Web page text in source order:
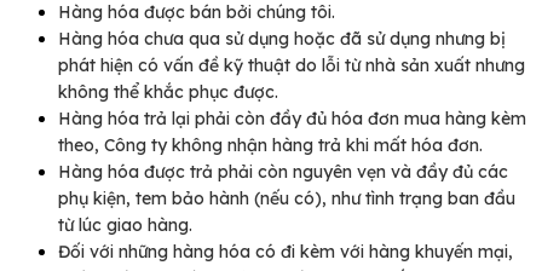
Hàng hóa được bán bởi chúng tôi.
Hàng hóa chưa qua sử dụng hoặc đã sử dụng nhưng bị
phát hiện có vấn đề kỹ thuật do lỗi từ nhà sản xuất nhưng
không thể khắc phục được.
Hàng hóa trả lại phải còn đầy đủ hóa đơn mua hàng kèm
theo, Công ty không nhận hàng trả khi mất hóa đơn.
Hàng hóa được trả phải còn nguyên vẹn và đầy đủ các
phụ kiện, tem bảo hành (nếu có), như tình trạng ban đầu
từ lúc giao hàng.
Đối với những hàng hóa có đi kèm với hàng khuyến mại,